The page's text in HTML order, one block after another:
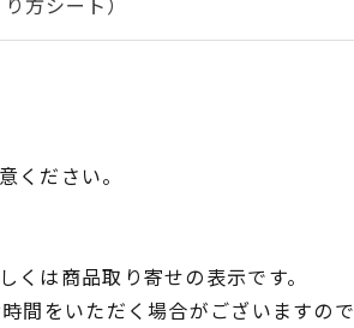
ください。
は商品取り寄せの表示です。
間をいただく場合がございますので